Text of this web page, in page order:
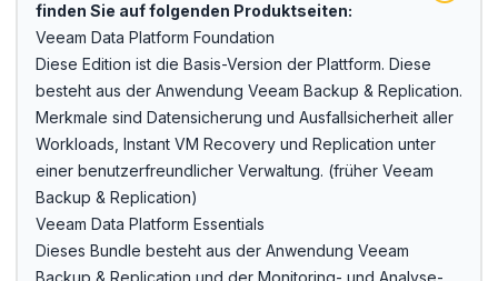
finden Sie auf folgenden Produktseiten:
Veeam Data Platform Foundation
Diese Edition ist die Basis-Version der Plattform. Diese
besteht aus der Anwendung Veeam Backup & Replication.
Merkmale sind Datensicherung und Ausfallsicherheit aller
Workloads, Instant VM Recovery und Replication unter
einer benutzerfreundlicher Verwaltung. (früher Veeam
Backup & Replication)
Veeam Data Platform Essentials
Dieses Bundle besteht aus der Anwendung Veeam